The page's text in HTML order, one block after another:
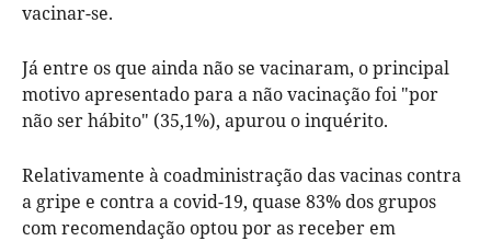
vacinar-se.
Já entre os que ainda não se vacinaram, o principal
motivo apresentado para a não vacinação foi "por
não ser hábito" (35,1%), apurou o inquérito.
Relativamente à coadministração das vacinas contra
a gripe e contra a covid-19, quase 83% dos grupos
com recomendação optou por as receber em